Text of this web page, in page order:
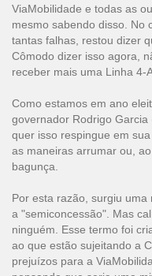
ViaMobilidade e todas as
mesmo sabendo disso. No
tantas falhas, restou dizer
Cômodo dizer isso agora,
receber mais uma Linha 4-
Como estamos em ano
governador Rodrigo
quer isso respingue em
as maneiras arrumar ou,
bagunça.
Por esta razão, surgiu uma
a "semiconcessão". Mas
ninguém. Esse termo foi
ao que estão sujeitando a
prejuízos para a